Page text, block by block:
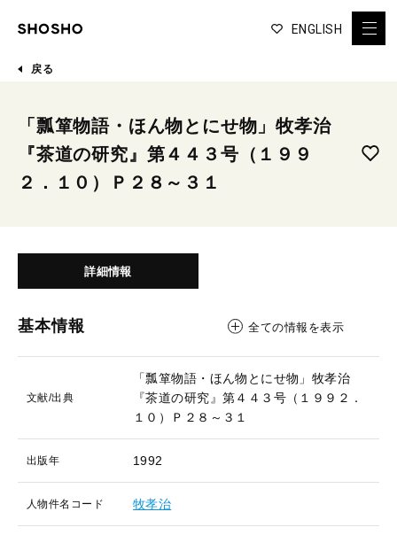
ENGLISH
戻る
「瓢箪物語・ほん物とにせ物」牧孝治
『茶道の研究』第４４３号（１９９
２．１０）Ｐ２８～３１
詳細情報
基本情報 全ての情報を表示
文献/出典
「瓢箪物語・ほん物とにせ物」牧孝治
『茶道の研究』第４４３号（１９９２．
１０）Ｐ２８～３１
出版年 1992
人物件名コード 牧孝治